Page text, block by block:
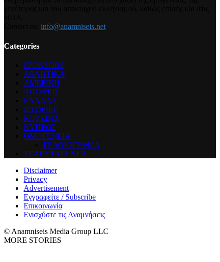
info@anamniseis.net
Categories
SPONSORS
ΑΘΛΗΤΙΚΑ
ΑΜΕΡΙΚΗ
ΑΠΟΨΕΙΣ
ΕΛΛΑΔΑ
ΙΣΤΟΡΙΕΣ
ΚΟΥΖΙΝΑ
ΚΥΠΡΟΣ
ΟΜΟΓΕΝΕΙΑ
ΓΕΛΟΙΟΓΡΑΦΙΑ
ΤΕΛΕΥΤΑΙΑ ΝΕΑ
Disclaimer
Privacy
Advertisement
Εγγραφείτε / Subscribe
Επικοινωνία
Ενισχύστε τις Αναμνήσεις
© Anamniseis Media Group LLC
MORE STORIES